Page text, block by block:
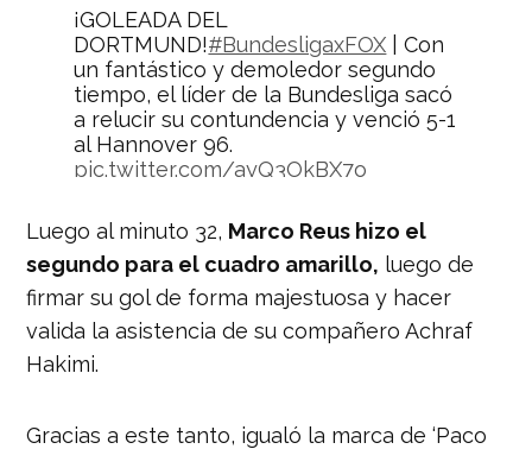
¡GOLEADA DEL
DORTMUND!#BundesligaxFOX | Con
un fantástico y demoledor segundo
tiempo, el líder de la Bundesliga sacó
a relucir su contundencia y venció 5-1
al Hannover 96.
pic.twitter.com/ayQ3OkBX7o
(@FOXSportsArg)26 de enero de
2019
Luego al minuto 32, Marco Reus hizo el
segundo para el cuadro amarillo, luego de
firmar su gol de forma majestuosa y hacer
valida la asistencia de su compañero Achraf
Hakimi.
Gracias a este tanto, igualó la marca de ‘Paco